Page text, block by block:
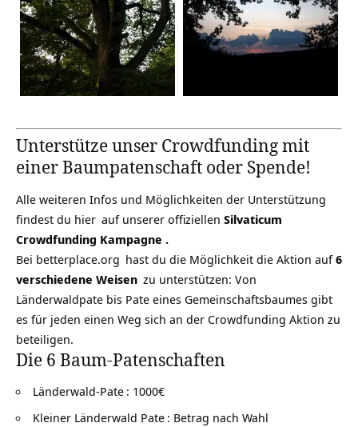
Unterstütze unser Crowdfunding mit
einer Baumpatenschaft oder Spende!
Alle weiteren Infos und Möglichkeiten der Unterstützung
findest du hier auf unserer offiziellen Silvaticum
Crowdfunding Kampagne .
Bei betterplace.org hast du die Möglichkeit die Aktion auf6
verschiedene Weisen zu unterstützen: Von
Länderwaldpate bis Pate eines Gemeinschaftsbaumes gibt
es für jeden einen Weg sich an der Crowdfunding Aktion zu
beteiligen.
Die 6 Baum-Patenschaften
Länderwald-Pate : 1000€
Kleiner Länderwald Pate : Betrag nach Wahl